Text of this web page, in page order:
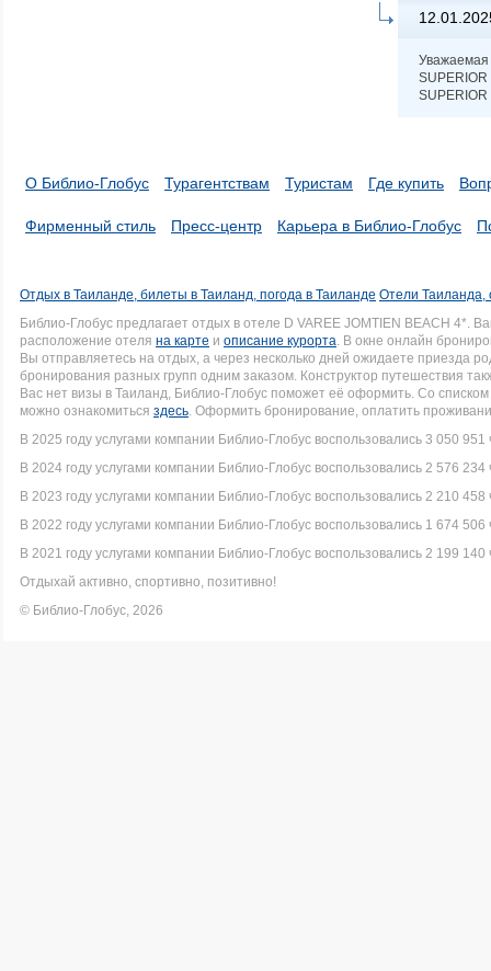
Уважаемая
SUPERIOR
SUPERIOR
О Библио-Глобус Турагентствам Туристам Где купить
Фирменный стиль Пресс-центр Карьера в Библио-Глобус
Отдых в Таиланде, билеты в Таиланд, погода в Таиланде Отели Таиланда,
Библио-Глобус предлагает отдых в отеле D VAREE JOMTIEN BEACH
расположение отеля на карте и описание курорта. В окне онлайн
Вы отправляетесь на отдых, а через несколько дней ожидаете приезда
бронирования разных групп одним заказом. Конструктор путешествия
Вас нет визы в Таиланд, Библио-Глобус поможет её оформить. Со
можно ознакомиться здесь. Оформить бронирование, оплатить
В 2025 году услугами компании Библио-Глобус воспользовались 3 050 951
В 2024 году услугами компании Библио-Глобус воспользовались 2 576 234
В 2023 году услугами компании Библио-Глобус воспользовались 2 210 458
В 2022 году услугами компании Библио-Глобус воспользовались 1 674 506
В 2021 году услугами компании Библио-Глобус воспользовались 2 199 140
Отдыхай активно, спортивно, позитивно!
© Библио-Глобус, 2026